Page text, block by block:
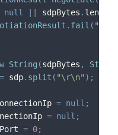
null sdpBytes . length
. fail (
String (sdpBytes ,
= sdp. split ( "\r\n" ) ;
= null ;
= null ;
= 0;